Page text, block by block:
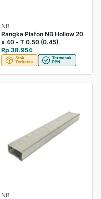
NB
Rangka Plafon NB Hollow 20
x 40 - T 0.50 (0.45)
Rp 38.954
NB